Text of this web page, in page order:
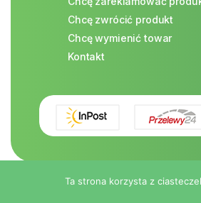
Chcę zwrócić produkt
Chcę wymienić towar
Kontakt
Ta strona korzysta z